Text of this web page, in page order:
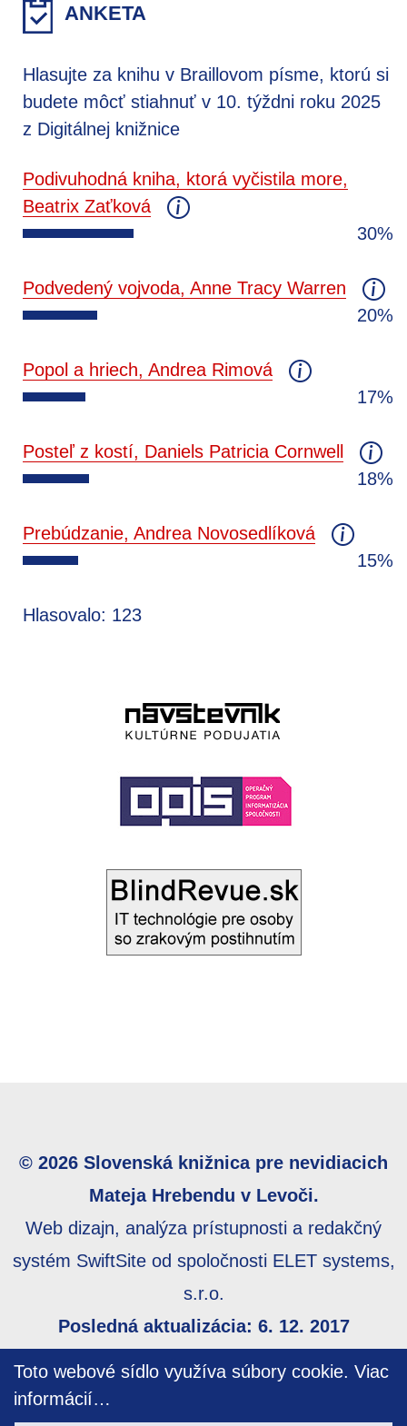
Toto webové sídlo využíva súbory cookie. Viac
informácií…
ANKETA
Hlasujte za knihu v Braillovom písme, ktorú si
budete môcť stiahnuť v 10. týždni roku 2025
z Digitálnej knižnice
Podivuhodná kniha, ktorá vyčistila more,
Beatrix Zaťková
30%
Podvedený vojvoda, Anne Tracy Warren
20%
Popol a hriech, Andrea Rimová
17%
Posteľ z kostí, Daniels Patricia Cornwell
18%
Prebúdzanie, Andrea Novosedlíková
15%
Hlasovalo: 123
© 2026 Slovenská knižnica pre nevidiacich
Mateja Hrebendu v Levoči.
Web dizajn, analýza prístupnosti a redakčný
systém SwiftSite od spoločnosti ELET systems,
s.r.o.
Posledná aktualizácia: 6. 12. 2017
prístupnosti